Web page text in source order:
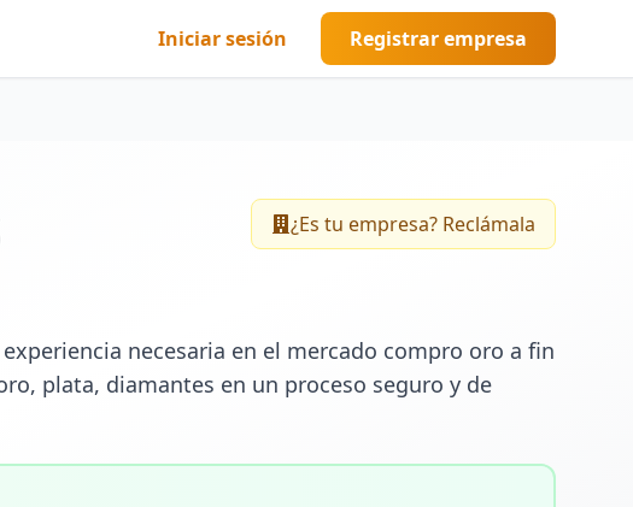
Iniciar sesión Registrar empresa
¿Es tu empresa? Reclámala
necesaria en el mercado compro oro a fin
plata, diamantes en un proceso seguro y de